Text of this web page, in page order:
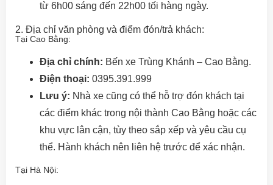
từ 6h00 sáng đến 22h00 tối hàng ngày.
2. Địa chỉ văn phòng và điểm đón/trả khách:
Tại Cao Bằng:
Địa chỉ chính: Bến xe Trùng Khánh – Cao Bằng.
Điện thoại: 0395.391.999
Lưu ý: Nhà xe cũng có thể hỗ trợ đón khách tại
các điểm khác trong nội thành Cao Bằng hoặc các
khu vực lân cận, tùy theo sắp xếp và yêu cầu cụ
thể. Hành khách nên liên hệ trước để xác nhận.
Tại Hà Nội: